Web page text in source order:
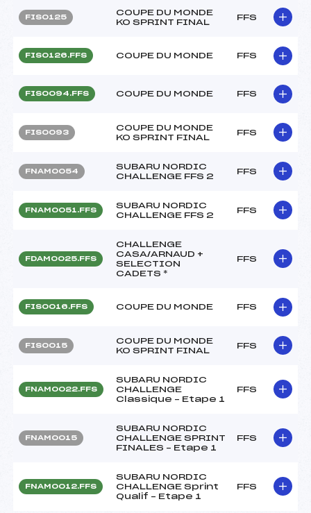
FIS0125
COUPE DU MONDE
KO SPRINT FINAL
FFS
FIS0126.FFS COUPE DU MONDE FFS
FIS0094.FFS COUPE DU MONDE FFS
FIS0093
COUPE DU MONDE
KO SPRINT FINAL
FFS
FNAM0054
SUBARU NORDIC
CHALLENGE FFS 2
FFS
FNAM0051.FFS
SUBARU NORDIC
CHALLENGE FFS 2
FFS
FDAM0025.FFS
CHALLENGE
CASA/ARNAUD +
SELECTION
CADETS *
FFS
FIS0016.FFS COUPE DU MONDE FFS
FIS0015
COUPE DU MONDE
KO SPRINT FINAL
FFS
FNAM0022.FFS
SUBARU NORDIC
CHALLENGE
Classique – Etape 1
FFS
FNAM0015
SUBARU NORDIC
CHALLENGE SPRINT
FINALES – Etape 1
FFS
FNAM0012.FFS
SUBARU NORDIC
CHALLENGE Sprint
Qualif – Etape 1
FFS